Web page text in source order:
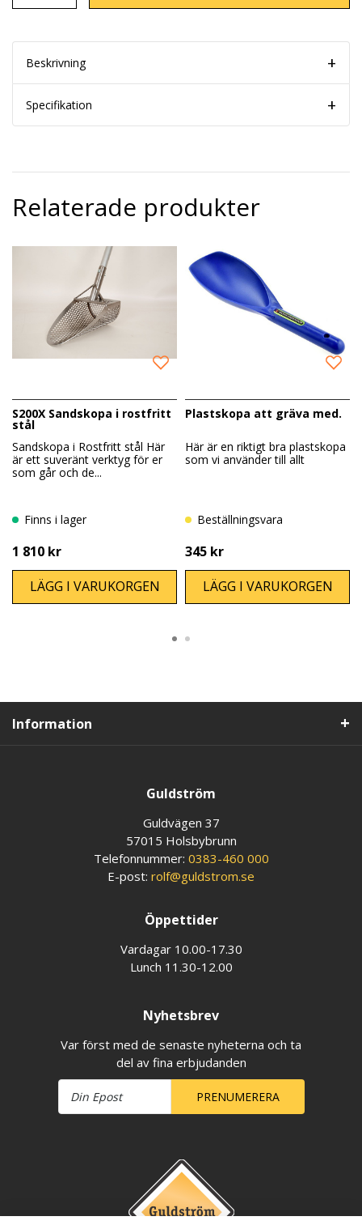
Beskrivning
Specifikation
Relaterade produkter
S200X Sandskopa i rostfritt
stål
Sandskopa i Rostfritt stål Här
är ett suveränt verktyg för er
som går och de...
Finns i lager
1 810 kr
LÄGG I VARUKORGEN
Plastskopa att gräva med.
Här är en riktigt bra plastskopa
som vi använder till allt
Beställningsvara
345 kr
LÄGG I VARUKORGEN
Information
Guldström
Guldvägen 37
57015 Holsbybrunn
Telefonnummer: 0383-460 000
E-post: rolf@guldstrom.se
Öppettider
Vardagar 10.00-17.30
Lunch 11.30-12.00
Nyhetsbrev
Var först med de senaste nyheterna och ta
del av fina erbjudanden
PRENUMERERA